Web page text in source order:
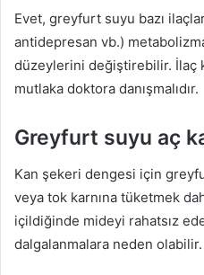
Evet, greyfurt suyu bazı
antidepresan vb.)
düzeylerini değiştirebilir. İlaç
mutlaka doktora danışmalıdır.
Greyfurt suyu aç
Kan şekeri dengesi için
veya tok karnına tüketmek
içildiğinde mideyi rahatsız
dalgalanmalara neden olabilir.